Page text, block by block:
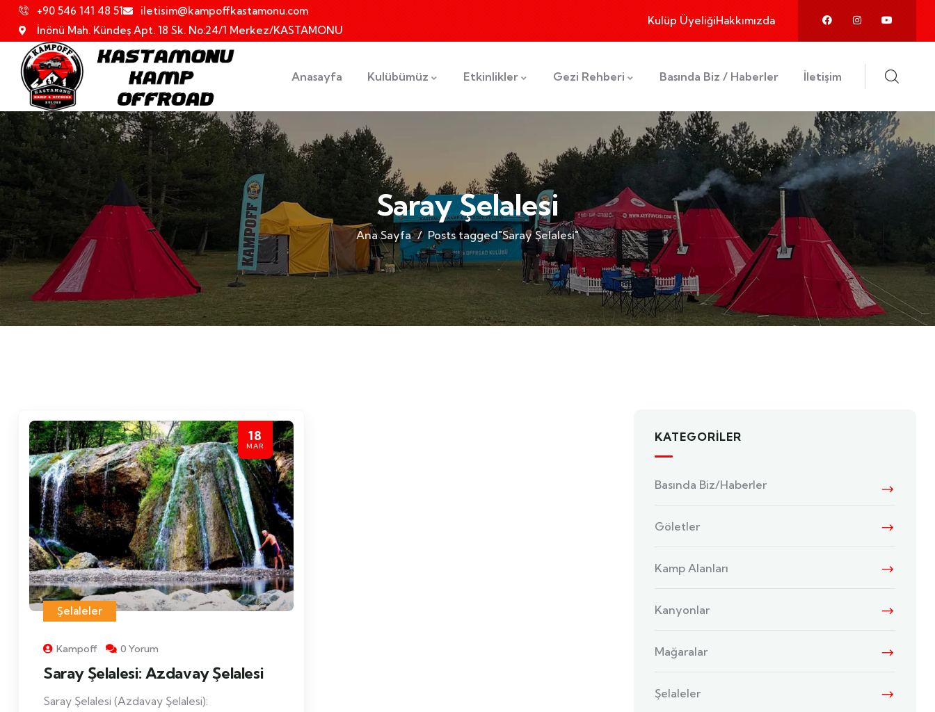
+90 546 141 48 51
iletisim@kampoffkastamonu.com
İnönü Mah. Kündeş Apt. 18 Sk. No:24/1 Merkez/KASTAMONU
Kulüp ÜyeliğiHakkımızda
Anasayfa Kulübümüz Etkinlikler Gezi Rehberi Basında Biz / Haberler İletişim
Saray Şelalesi
Ana Sayfa Posts tagged"Saray Şelalesi"
18
MAR
Şelaleler
Kampoff 0 Yorum
Saray Şelalesi: Azdavay Şelalesi
Saray Şelalesi (Azdavay Şelalesi):
KATEGORILER
Basında Biz/Haberler
Göletler
Kamp Alanları
Kanyonlar
Mağaralar
Şelaleler